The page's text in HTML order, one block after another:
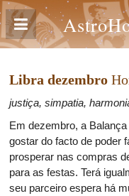
Libra dezembro
justiça, simpatia,
Em dezembro, a
gostar do facto de poder
prosperar nas compras
para as festas. Terá
seu parceiro espera há